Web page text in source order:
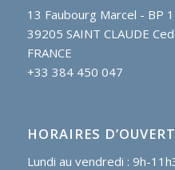
13 Faubourg Marcel - BP
39205 SAINT CLAUDE
FRANCE
+33 384 450 047
HORAIRES
Lundi au vendredi : 9h-